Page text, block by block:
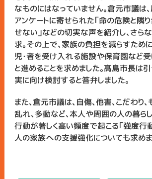
なものにはなっていません。倉元市議は
アンケートに寄せられた「命の危険と隣
せない」などの切実な声を紹介し、さら
求。その上で、家族の負担を減らすため
児・者を受け入れる施設や保育園など
と進めることを求めました。髙島市長は
実に向け検討すると答弁しました。
また、倉元市議は、自傷、他害、こだわり
乱れ、多動など、本人や周囲の人の暮ら
行動が著しく高い頻度で起こる「強度行
人の家族への支援強化についても求めま